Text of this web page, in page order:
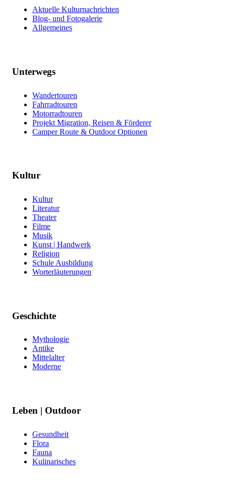
Aktuelle Kulturnachrichten
Blog- und Fotogalerie
Allgemeines
Unterwegs
Wandertouren
Fahrradtouren
Motorradtouren
Projekt Migration, Reisen & Förderer
Camper Route & Outdoor Optionen
Kultur
Kultur
Literatur
Theater
Filme
Musik
Kunst | Handwerk
Religion
Schule Ausbildung
Worterläuterungen
Geschichte
Mythologie
Antike
Mittelalter
Moderne
Leben | Outdoor
Gesundheit
Flora
Fauna
Kulinarisches